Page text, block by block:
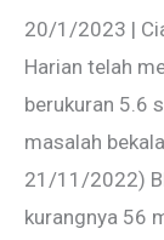
20/1/2023 |
Harian telah
berukuran 5.6
masalah
21/11/2022)
kurangnya 56